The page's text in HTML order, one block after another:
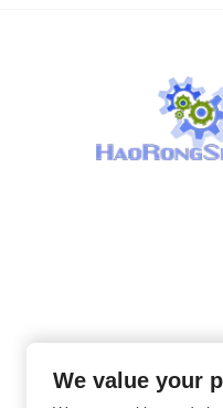
We value your